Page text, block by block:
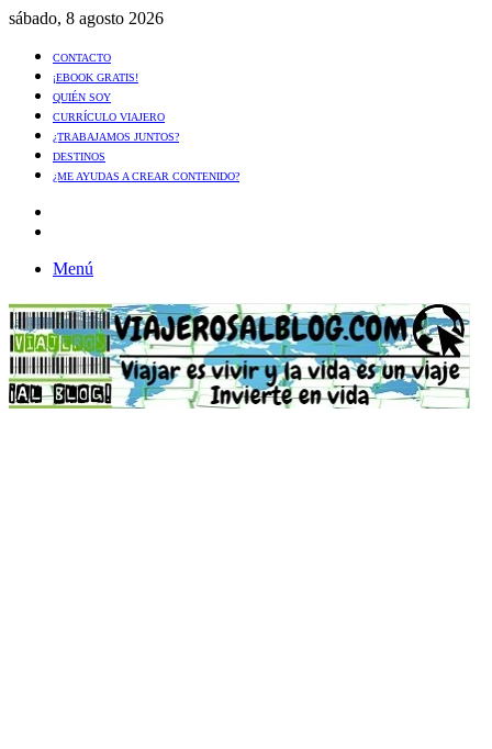
sábado, 8 agosto 2026
CONTACTO
¡EBOOK GRATIS!
QUIÉN SOY
CURRÍCULO VIAJERO
¿TRABAJAMOS JUNTOS?
DESTINOS
¿ME AYUDAS A CREAR CONTENIDO?
Menú